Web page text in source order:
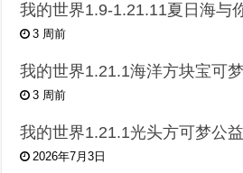
我的世界1.9-1.21.11夏日海与
3 周前
我的世界1.21.1海洋方块宝可
3 周前
我的世界1.21.1光头方可梦公
2026年7月3日